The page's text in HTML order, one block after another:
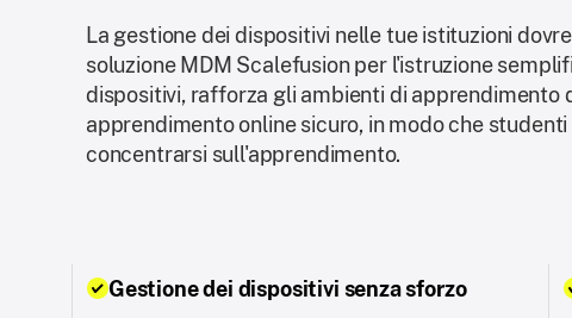
La gestione dei dispositivi nelle tue istituzioni
soluzione MDM Scalefusion per l'istruzione
dispositivi, rafforza gli ambienti di apprendimento
apprendimento online sicuro, in modo che
concentrarsi sull'apprendimento.
Gestione dei dispositivi senza sforzo